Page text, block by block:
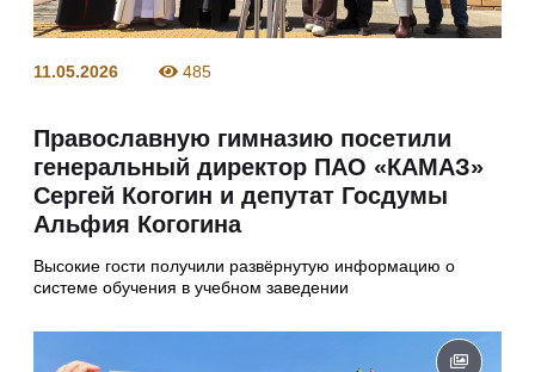
11.05.2026 485
Православную гимназию посетили
генеральный директор ПАО «КАМАЗ»
Сергей Когогин и депутат Госдумы
Альфия Когогина
Высокие гости получили развёрнутую информацию о
системе обучения в учебном заведении